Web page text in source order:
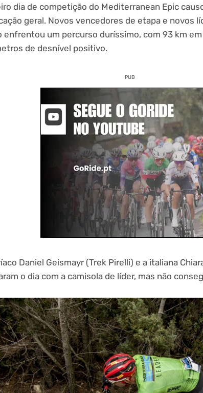
dia de competição do Mediterranean Epic
geral. Novos vencedores de etapa e novos
enfrentou um percurso duríssimo, com 93 km
de desnível positivo.
PUB
Daniel Geismayr (Trek Pirelli) e a italiana
o dia com a camisola de líder, mas não